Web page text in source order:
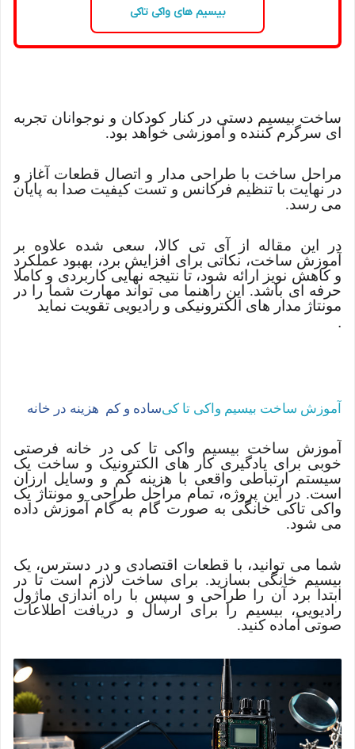
بیسیم های واکی تاکی
ساخت بیسیم دستی در کنار کودکان و نوجوانان تجربه
ای سرگرم کننده و آموزشی خواهد بود.
مراحل ساخت با طراحی مدار و اتصال قطعات آغاز و
در نهایت با تنظیم فرکانس و تست کیفیت صدا به پایان
می رسد.
در این مقاله از آی تی کالا، سعی شده علاوه بر
آموزش ساخت، نکاتی برای افزایش برد، بهبود عملکرد
و کاهش نویز ارائه شود، تا نتیجه نهایی کاربردی و کاملا
حرفه ای باشد. این راهنما می تواند مهارت شما را در
مونتاژ مدار های الکترونیکی و رادیویی تقویت نماید
.
آموزش ساخت بیسیم واکی تا کیساده و کم هزینه در خانه
آموزش ساخت بیسیم واکی تا کی در خانه فرصتی
خوبی برای یادگیری کار های الکترونیک و ساخت یک
سیستم ارتباطی واقعی با هزینه کم و وسایل ارزان
است. در این پروژه، تمام مراحل طراحی و مونتاژ یک
واکی تاکی خانگی به صورت گام به گام آموزش داده
می شود.
شما می توانید، با قطعات اقتصادی و در دسترس، یک
بیسیم خانگی بسازید. برای ساخت لازم است تا در
ابتدا برد آن را طراحی و سپس با راه اندازی ماژول
رادیویی، بیسیم را برای ارسال و دریافت اطلاعات
صوتی آماده کنید.